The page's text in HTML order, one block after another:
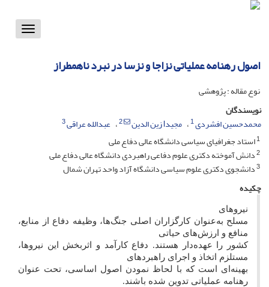
Toggle
اصول رهنامه عملیاتی نزاجا و نزسا در نبرد ناهمطراز
نوع مقاله : پژوهشی
نویسندگان
محمدحسین افشردی1 مجیدl زین الدین 2 عبدالله عراقی3
1استاد جغرافیای سیاسی دانشگاه عالی دفاع ملی
2دانش آموخته دکتری علوم دفاعی راهبردی دانشگاه عالی دفاع ملی
3دانشجوی دکتری علوم سیاسی دانشگاه آزاد واحد تهران شمال
چکیده
نیروهای
مسلح به‌عنوان کارگزاران اصلی جنگ‌ها، وظیفه دفاع از منابع،
منافع و ارزش‌های حیاتی
کشور را عهده‌دار هستند. دفاع کارآمد و اثربخش این نیروها،
مستلزم اتخاذ و اجرای راهبردهای
بهینه‌ای است که با لحاظ نمودن اصول اساسی، تحت عنوان
رهنامه عملیاتی‌ تدوین شده باشند.